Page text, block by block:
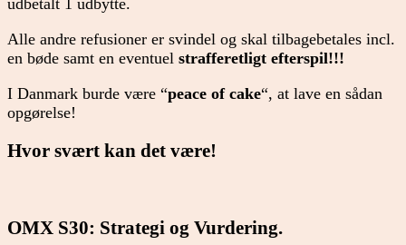
udbetalt 1 udbytte.
Alle andre refusioner er svindel og skal tilbagebetales incl.
en bøde samt en eventuel strafferetligt efterspil!!!
I Danmark burde være “peace of cake“, at lave en sådan
opgørelse!
Hvor svært kan det være!
OMX S30: Strategi og Vurdering.